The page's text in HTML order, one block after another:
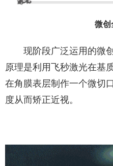
微创
现阶段广泛运用的微
原理是利用飞秒激光在基
在角膜表层制作一个微切
度从而矫正近视。